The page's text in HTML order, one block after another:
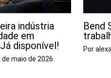
indústria
em
disponível!
de maio de 2026
Bend
Por